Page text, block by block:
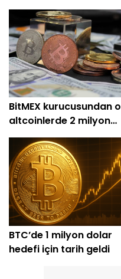
BitMEX kurucusundan o
altcoinlerde 2 milyon
dolarlık alım
BTC’de 1 milyon dolar
hedefi için tarih geldi